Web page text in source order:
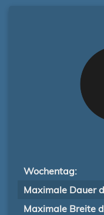
Wochentag:
Maximale Dauer
Maximale Breite